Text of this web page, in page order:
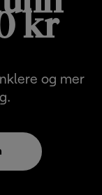
kr
og mer